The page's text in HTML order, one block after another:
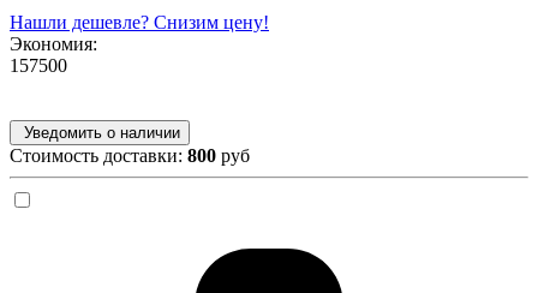
Нашли дешевле? Снизим цену!
Экономия:
157500
Уведомить о наличии
Стоимость доставки: 800 руб